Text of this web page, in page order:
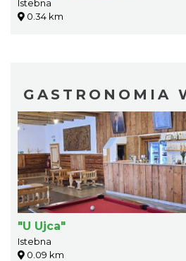
Istebna
0.34 km
GASTRONOMIA
"U Ujca"
Istebna
0.09 km